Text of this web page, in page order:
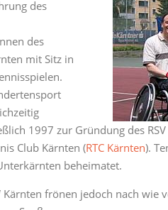
des
des
mit Sitz in
1997 zur Gründung des
Club Kärnten (RTC Kärnten).
beheimatet.
frönen jedoch nach wie